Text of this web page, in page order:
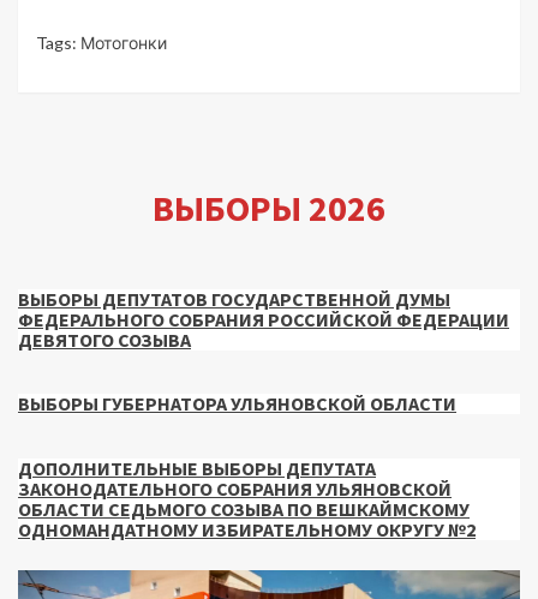
Tags: Мотогонки
ВЫБОРЫ 2026
ВЫБОРЫ ДЕПУТАТОВ ГОСУДАРСТВЕННОЙ ДУМЫ
ФЕДЕРАЛЬНОГО СОБРАНИЯ РОССИЙСКОЙ ФЕДЕРАЦИИ
ДЕВЯТОГО СОЗЫВА
ВЫБОРЫ ГУБЕРНАТОРА УЛЬЯНОВСКОЙ ОБЛАСТИ
ДОПОЛНИТЕЛЬНЫЕ ВЫБОРЫ ДЕПУТАТА
ЗАКОНОДАТЕЛЬНОГО СОБРАНИЯ УЛЬЯНОВСКОЙ
ОБЛАСТИ СЕДЬМОГО СОЗЫВА ПО ВЕШКАЙМСКОМУ
ОДНОМАНДАТНОМУ ИЗБИРАТЕЛЬНОМУ ОКРУГУ №2